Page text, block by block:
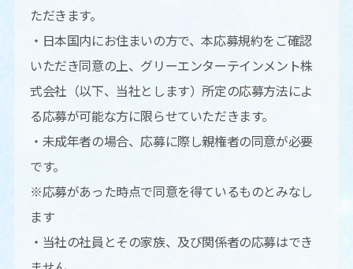
ただきます。
・日本国内にお住まいの方で、本応募規約をご確認
いただき同意の上、グリーエンターテインメント株
式会社（以下、当社とします）所定の応募方法によ
る応募が可能な方に限らせていただきます。
・未成年者の場合、応募に際し親権者の同意が必要
です。
※応募があった時点で同意を得ているものとみなし
ます
・当社の社員とその家族、及び関係者の応募はでき